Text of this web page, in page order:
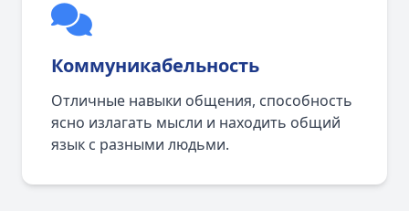
Коммуникабельность
Отличные навыки общения, способность
ясно излагать мысли и находить общий
язык с разными людьми.